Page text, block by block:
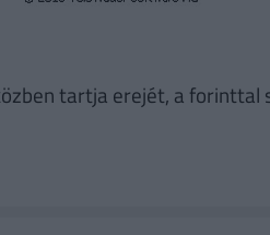
tartja erejét, a